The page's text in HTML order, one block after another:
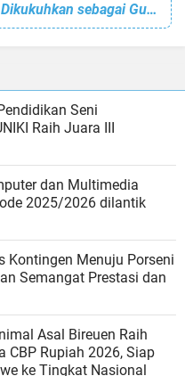
Selamat! Prof. Indra Mawardi Dikukuhkan sebagai Guru Besar Rekayasa Material Komposit
Seni
Raih Juara III
dan Multimedia
Periode 2025/2026 dilantik
Kontingen Menuju Porseni
Semangat Prestasi dan
Asal Bireuen Raih
CBP Rupiah 2026, Siap
ke Tingkat Nasional